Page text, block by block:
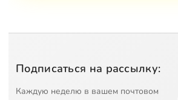
Подписаться на рассылку:
Каждую неделю в вашем почтовом